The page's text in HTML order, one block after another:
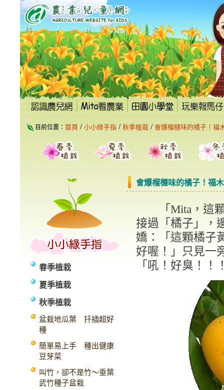
跳
到
主
要
內
容
區
塊
:::
目前位置： 首頁 / 小小綠手指 / 秋季植栽 / 會爆榴槤味的橘子！福
:::
春季植栽
夏季植栽
秋季植栽
盆栽地瓜葉 扦插超好
種
簡單易上手 種出健康
豆芽菜
叫竹，卻不是竹～垂葉
武竹種子盆栽
會爆榴槤味的橘子！福
「Mita，這顆
接過「橘子」，
嬌：「這顆橘子
好喔！」只見一
「吼！好臭！